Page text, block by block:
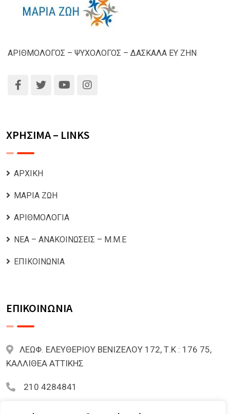
ΑΡΙΘΜΟΛΟΓΟΣ – ΨΥΧΟΛΟΓΟΣ – ΔΑΣΚΑΛΑ ΕΥ ΖΗΝ
ΧΡΗΣΙΜΑ – LINKS
ΑΡΧΙΚΗ
ΜΑΡΙΑ ΖΩΗ
ΑΡΙΘΜΟΛΟΓΙΑ
ΝΕΑ – ΑΝΑΚΟΙΝΩΣΕΙΣ – Μ.Μ.Ε
ΕΠΙΚΟΙΝΩΝΙΑ
ΕΠΙΚΟΙΝΩΝΙΑ
ΛΕΩΦ. ΕΛΕΥΘΕΡΙΟΥ ΒΕΝΙΖΕΛΟΥ 172, Τ.Κ : 176 75,
ΚΑΛΛΙΘΕΑ ΑΤΤΙΚΗΣ
210 4284841
mariazoi.powernumbers@gmail.com